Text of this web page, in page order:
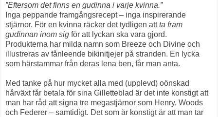
”Eftersom det finns en gudinna i varje kvinna.”
Inga peppande framgångsrecept – inga inspirerande
stjärnor. För en kvinna räcker det tydligen attta fram
gudinnan inom sig för att lyckan ska vara gjord.
Produkterna har milda namn som Breeze och Divine och
illustreras av fånleende bikinitjejer på stranden. En lycka
som härstammar från deras lena ben, får man anta.
Med tanke på hur mycket alla med (upplevd) oönskad
hårväxt får betala för sina Gilletteblad är det inte konstigt att
man har råd att signa tre megastjärnor som Henry, Woods
och Federer – samtidigt. Det som är konstigt är att man tar